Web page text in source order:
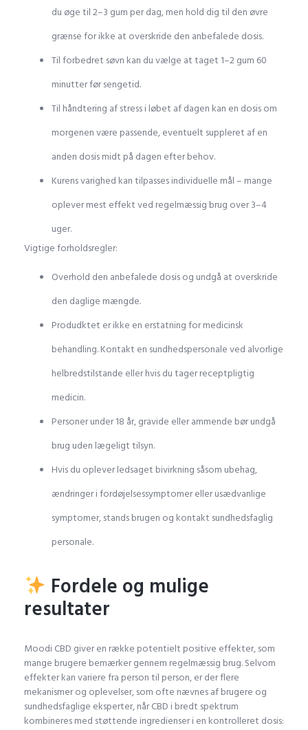
du øge til 2–3 gum per dag, men hold dig til den øvre
grænse for ikke at overskride den anbefalede dosis.
Til forbedret søvn kan du vælge at taget 1–2 gum 60
minutter før sengetid.
Til håndtering af stress i løbet af dagen kan en dosis om
morgenen være passende, eventuelt suppleret af en
anden dosis midt på dagen efter behov.
Kurens varighed kan tilpasses individuelle mål – mange
oplever mest effekt ved regelmæssig brug over 3–4
uger.
Vigtige forholdsregler:
Overhold den anbefalede dosis og undgå at overskride
den daglige mængde.
Produdktet er ikke en erstatning for medicinsk
behandling. Kontakt en sundhedspersonale ved alvorlige
helbredstilstande eller hvis du tager receptpligtig
medicin.
Personer under 18 år, gravide eller ammende bør undgå
brug uden lægeligt tilsyn.
Hvis du oplever ledsaget bivirkning såsom ubehag,
ændringer i fordøjelsessymptomer eller usædvanlige
symptomer, stands brugen og kontakt sundhedsfaglig
personale.
Fordele og mulige
resultater
Moodi CBD giver en række potentielt positive effekter, som
mange brugere bemærker gennem regelmæssig brug. Selvom
effekter kan variere fra person til person, er der flere
mekanismer og oplevelser, som ofte nævnes af brugere og
sundhedsfaglige eksperter, når CBD i bredt spektrum
kombineres med støttende ingredienser i en kontrolleret dosis: